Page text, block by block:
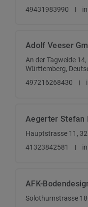
49431983990
Adolf Veeser
An der Tagweide
Württemberg,
497216268430
Aegerter Stefan
Hauptstrasse 11,
41323842581
AFK-
Solothurnstrasse